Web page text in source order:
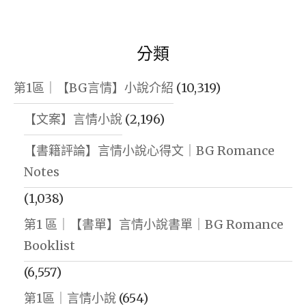
分類
第1區｜【BG言情】小說介紹 (10,319)
【文案】言情小說 (2,196)
【書籍評論】言情小說心得文｜BG Romance
Notes
(1,038)
第1 區｜【書單】言情小說書單｜BG Romance
Booklist
(6,557)
第1區｜言情小說 (654)